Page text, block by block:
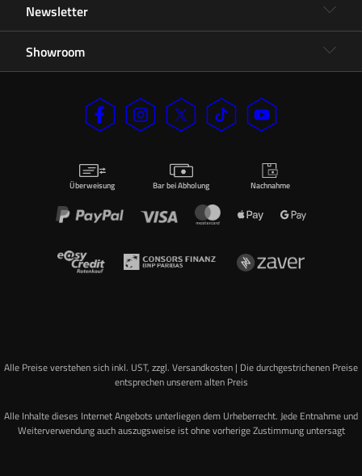
Newsletter
Showroom
Überweisung Bar bei Abholung Nachnahme
Alle Preise verstehen sich inkl. UST, zzgl. Versandkosten | Die durchgestrichenen Preise
entsprechen unserem alten Preis
Alle Inhalte dieses Internet Angebots unterliegen dem Urheberrecht. Jede Entnahme und
Weiterverwendung auch auszugsweise ist ohne vorherige Zustimmung untersagt